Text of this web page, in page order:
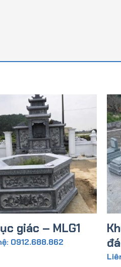
giác – MLG1
0912.688.862